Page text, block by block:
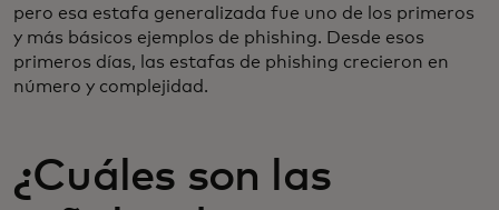
pero esa estafa generalizada fue uno de los primeros
y más básicos ejemplos de phishing. Desde esos
primeros días, las estafas de phishing crecieron en
número y complejidad.
¿Cuáles son las